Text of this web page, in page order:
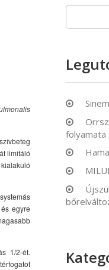
limitáló
egyre
1/2-ét.
folyamata